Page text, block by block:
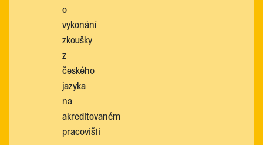
o
vykonání
zkoušky
z
českého
jazyka
na
akreditovaném
pracovišti